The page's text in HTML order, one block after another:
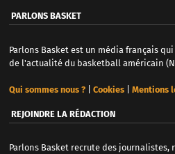
PARLONS BASKET
Parlons Basket est un média français
de l'actualité du basketball américain
Qui sommes nous ?| Cookies| Mentions
REJOINDRE LA RÉDACTION
Parlons Basket recrute des journalistes,